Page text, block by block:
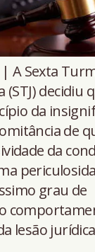
| A Sexta
decidiu
da
de
da
grau de
lesão